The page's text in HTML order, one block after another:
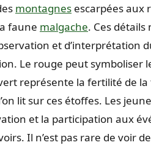
montagnes escarpées aux
faune malgache. Ces détails
et d’interprétation
Le rouge peut symboliser
représente la fertilité de la
lit sur ces étoffes. Les
et la participation aux
Il n’est pas rare de voir